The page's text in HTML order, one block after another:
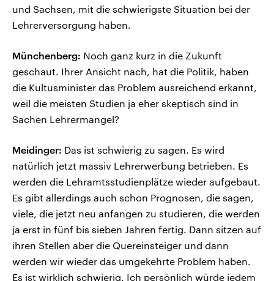
und Sachsen, mit die schwierigste Situation bei der
Lehrerversorgung haben.
Münchenberg: Noch ganz kurz in die Zukunft
geschaut. Ihrer Ansicht nach, hat die Politik, haben
die Kultusminister das Problem ausreichend erkannt,
weil die meisten Studien ja eher skeptisch sind in
Sachen Lehrermangel?
Meidinger: Das ist schwierig zu sagen. Es wird
natürlich jetzt massiv Lehrerwerbung betrieben. Es
werden die Lehramtsstudienplätze wieder aufgebaut.
Es gibt allerdings auch schon Prognosen, die sagen,
viele, die jetzt neu anfangen zu studieren, die werden
ja erst in fünf bis sieben Jahren fertig. Dann sitzen auf
ihren Stellen aber die Quereinsteiger und dann
werden wir wieder das umgekehrte Problem haben.
Es ist wirklich schwierig. Ich persönlich würde jedem